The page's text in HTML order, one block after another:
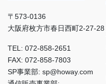
〒573-0136
大阪府枚方市春日西町2-27-28
TEL: 072-858-2651
FAX: 072-858-7803
SP事業部: sp@howay.com